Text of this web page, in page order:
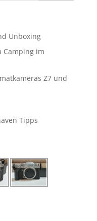
Unboxing
Camping im
Z7 und
Tipps